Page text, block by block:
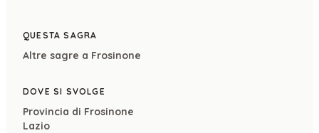
QUESTA SAGRA
Altre sagre a Frosinone
DOVE SI SVOLGE
Provincia di Frosinone
Lazio